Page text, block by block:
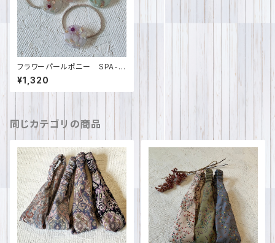
フラワーパールポニー SPA-0
360
¥1,320
同じカテゴリの商品